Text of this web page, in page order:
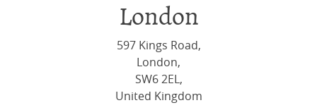
London
597 Kings Road,
London,
SW6 2EL,
United Kingdom